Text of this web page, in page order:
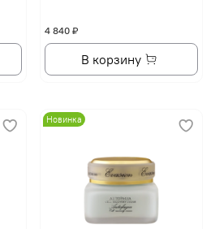
4 840 ₽
В корзину
Новинка